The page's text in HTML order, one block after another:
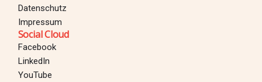
Datenschutz
Impressum
Social Cloud
Facebook
LinkedIn
YouTube